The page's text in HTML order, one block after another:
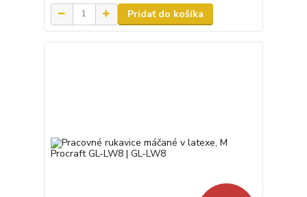
Pridať do košíka